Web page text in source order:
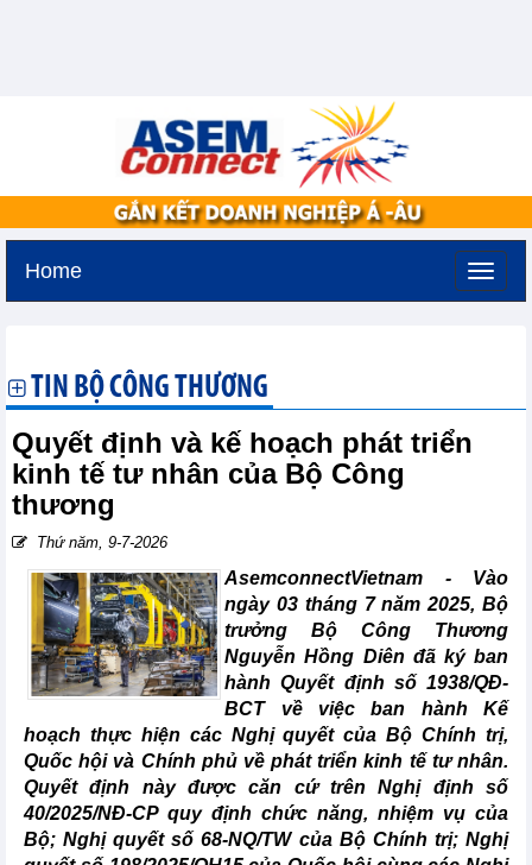
Home
TIN BỘ CÔNG THƯƠNG
Quyết định và kế hoạch phát triển
kinh tế tư nhân của Bộ Công
thương
Thứ năm, 9-7-2026
AsemconnectVietnam - Vào
ngày 03 tháng 7 năm 2025, Bộ
trưởng Bộ Công Thương
Nguyễn Hồng Diên đã ký ban
hành Quyết định số 1938/QĐ-
BCT về việc ban hành Kế
hoạch thực hiện các Nghị quyết của Bộ Chính trị,
Quốc hội và Chính phủ về phát triển kinh tế tư nhân.
Quyết định này được căn cứ trên Nghị định số
40/2025/NĐ-CP quy định chức năng, nhiệm vụ của
Bộ; Nghị quyết số 68-NQ/TW của Bộ Chính trị; Nghị